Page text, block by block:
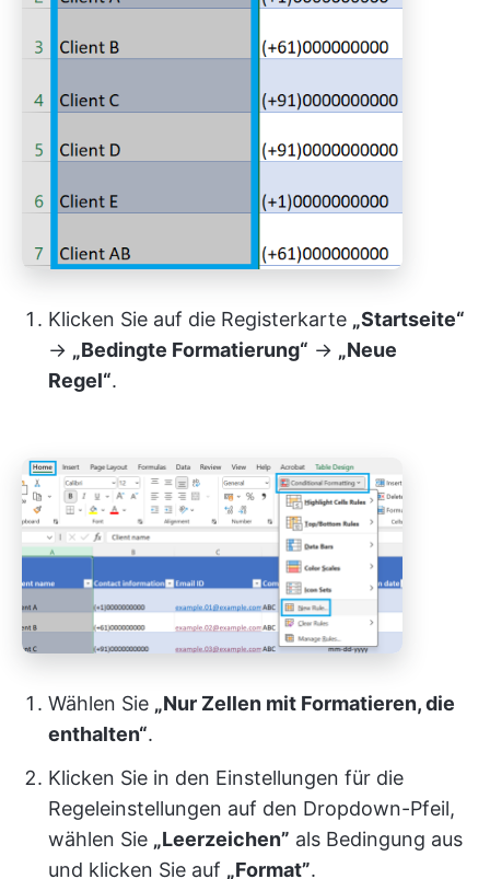
Klicken Sie auf die Registerkarte „Startseite“
→ „Bedingte Formatierung“ → „Neue
Regel“.
Wählen Sie „Nur Zellen mit Formatieren, die
enthalten“.
Klicken Sie in den Einstellungen für die
Regeleinstellungen auf den Dropdown-Pfeil,
wählen Sie „Leerzeichen” als Bedingung aus
und klicken Sie auf „Format”.